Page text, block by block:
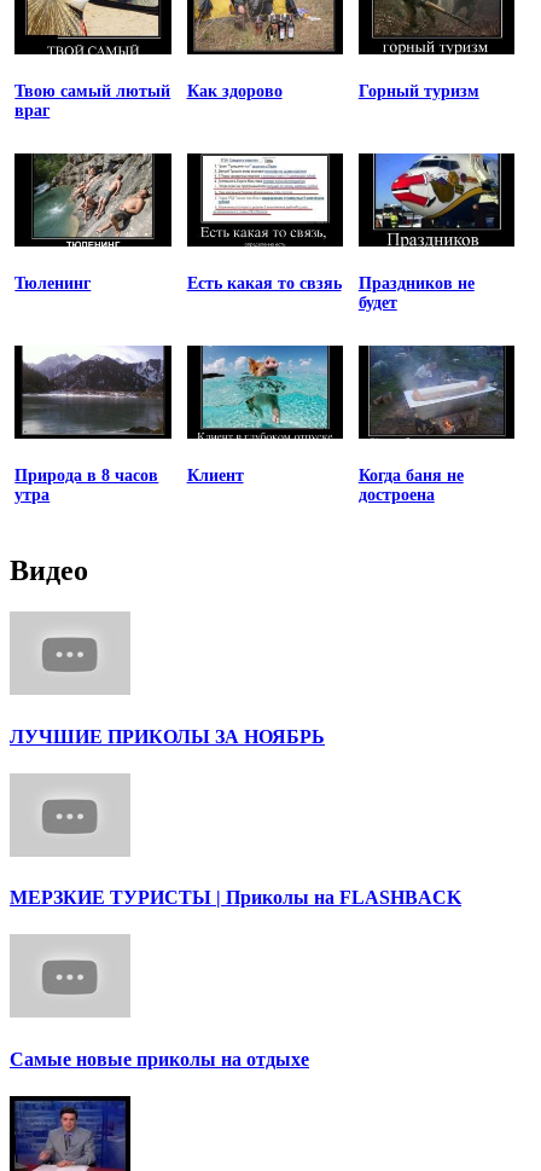
Твою самый лютый
враг
Как здорово Горный туризм
Тюленинг Есть какая то свзяь
Праздников не
будет
Природа в 8 часов
утра
Клиент
Когда баня не
достроена
Видео
ЛУЧШИЕ ПРИКОЛЫ ЗА НОЯБРЬ
МЕРЗКИЕ ТУРИСТЫ | Приколы на FLASHBACK
Самые новые приколы на отдыхе